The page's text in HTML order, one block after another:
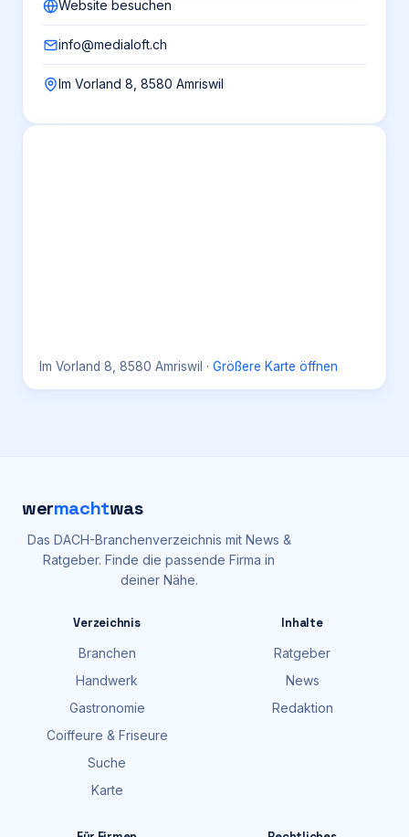
Website besuchen
info@medialoft.ch
Im Vorland 8, 8580 Amriswil
Im Vorland 8, 8580 Amriswil · Größere Karte öffnen
wermachtwas
Das DACH-Branchenverzeichnis mit News &
Ratgeber. Finde die passende Firma in
deiner Nähe.
Verzeichnis
Branchen
Handwerk
Gastronomie
Coiffeure & Friseure
Suche
Karte
Inhalte
Ratgeber
News
Redaktion